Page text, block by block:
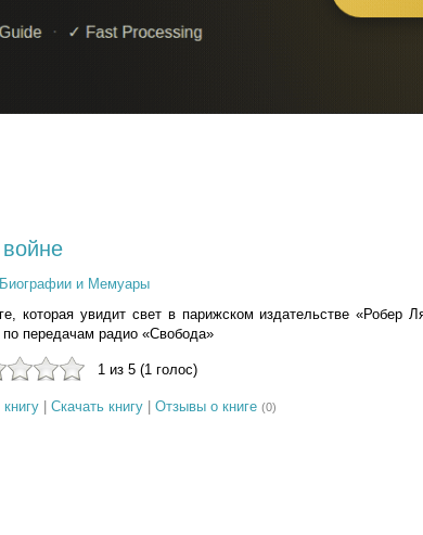
Биографии и Мемуары
которая увидит свет в парижском издательстве «Робер
по передачам радио «Свобода»
1 из 5 (1 голос)
| Скачать книгу| Отзывы о книге (0)